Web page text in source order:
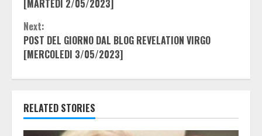
[MARTEDI 2/05/2023]
Next:
POST DEL GIORNO DAL BLOG REVELATION VIRGO
[MERCOLEDI 3/05/2023]
RELATED STORIES